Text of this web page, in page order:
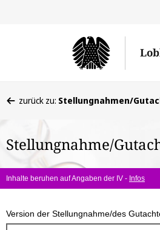
befinden
hier:
zurück zu: Stellungnahmen/
Stellungnahme/
Inhalte beruhen auf Angaben der IV - Infos
Version der Stellungnahme/des